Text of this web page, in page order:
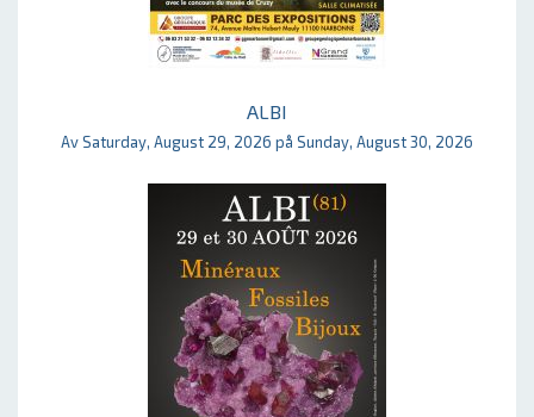
ALBI
Av Saturday, August 29, 2026 på Sunday, August 30, 2026